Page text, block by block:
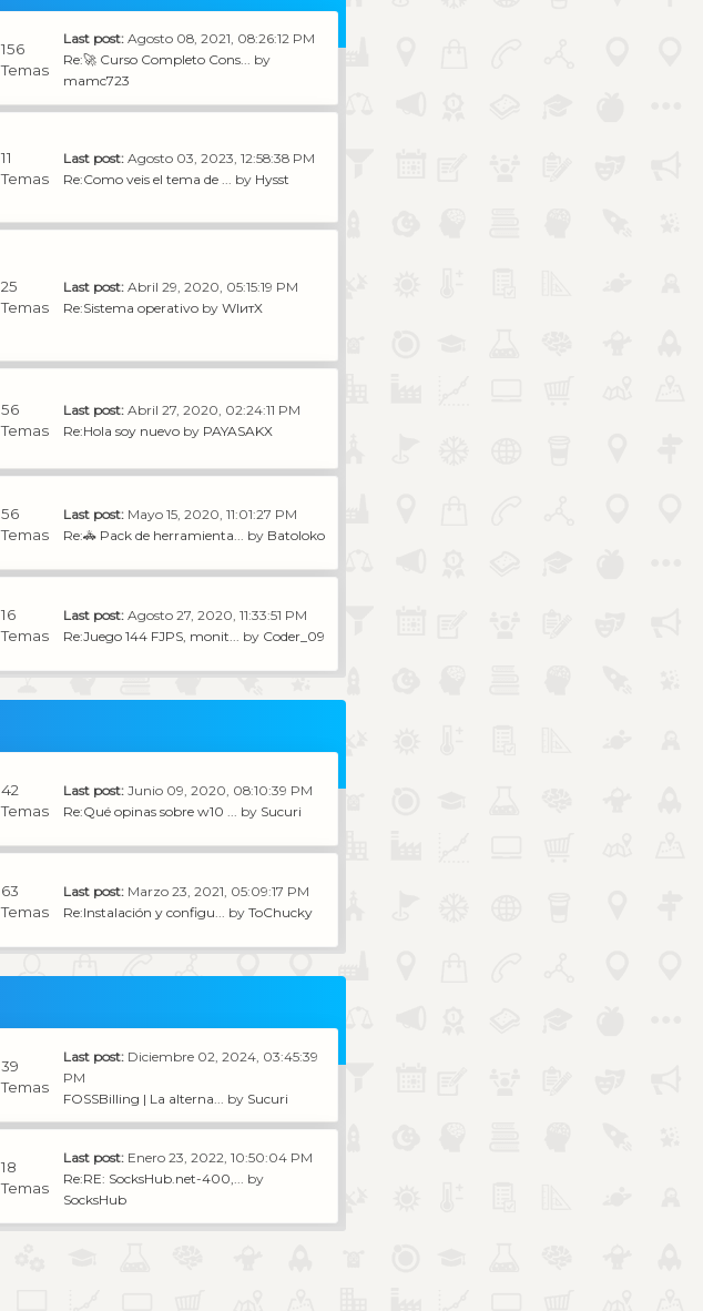
156
Temas
Last post:Agosto 08, 2021, 08:26:12 PM
Re:🚀 Curso Completo Cons... by
mamc723
11
Temas
Last post:Agosto 03, 2023, 12:58:38 PM
Re:Como veis el tema de ... by Hysst
25
Temas
Last post:Abril 29, 2020, 05:15:19 PM
Re:Sistema operativo byWIитX
56
Temas
Last post:Abril 27, 2020, 02:24:11 PM
Re:Hola soy nuevo by PAYASAKX
56
Temas
Last post: Mayo 15, 2020, 11:01:27 PM
Re:🚓 Pack de herramienta...
by Batoloko
16
Temas
Last post:Agosto 27, 2020, 11:33:51 PM
Re:Juego 144 FJPS, monit...
by Coder_09
42
Temas
Last post:Junio 09, 2020, 08:10:39 PM
Re:Qué opinas sobre w10 ... by Sucuri
63
Temas
Last post: Marzo 23, 2021, 05:09:17 PM
Re:Instalación y configu... byToChucky
39
Temas
Last post: Diciembre 02, 2024, 03:45:39
PM
FOSSBilling | La alterna...
by Sucuri
18
Temas
Last post: Enero 23, 2022, 10:50:04 PM
Re:RE: SocksHub.net-400,...
by
SocksHub